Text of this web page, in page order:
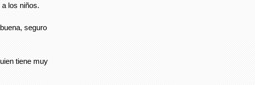
a los niños.
seguro
tiene muy